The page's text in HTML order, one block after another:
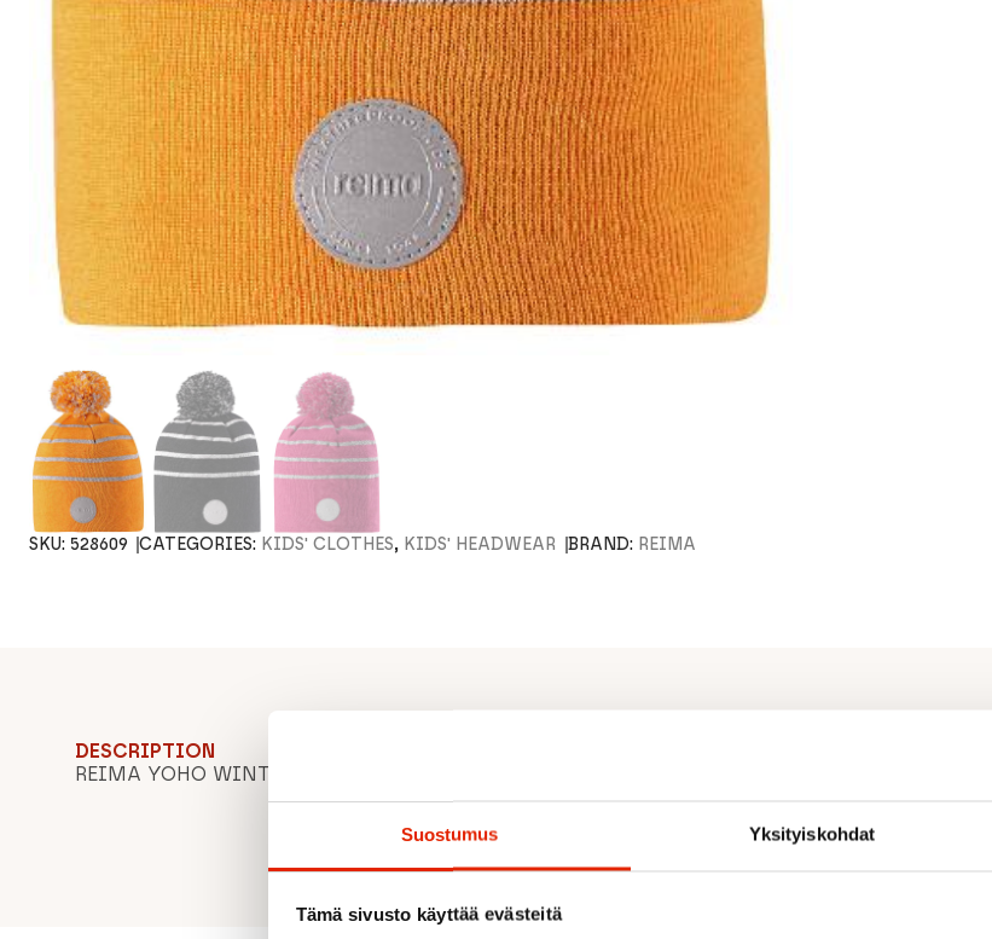
Suostumus Yksityiskohdat
Tämä sivusto käyttää evästeitä
SKU: 528609 CATEGORIES: KIDS' CLOTHES, KIDS' HEADWEAR BRAND: REIMA
DESCRIPTION
REIMA YOHO WINTER HAT